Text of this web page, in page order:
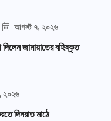
আগস্ট ৭, ২০২৬
জামায়াতের বহিষ্কৃত
২০২৬
দিনরাত মাঠে